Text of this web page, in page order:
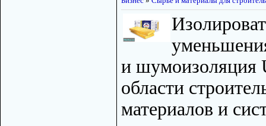
и шумоизоляция
области
материалов и